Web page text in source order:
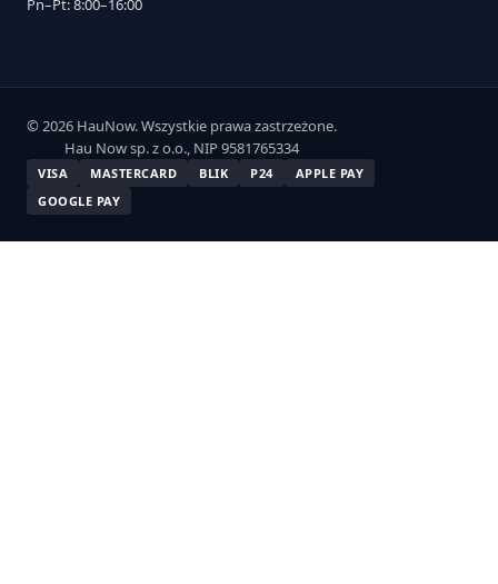
Pn–Pt: 8:00–16:00
© 2026 HauNow. Wszystkie prawa zastrzeżone.
Hau Now sp. z o.o., NIP 9581765334
VISA MASTERCARD BLIK P24
APPLE PAY
GOOGLE PAY